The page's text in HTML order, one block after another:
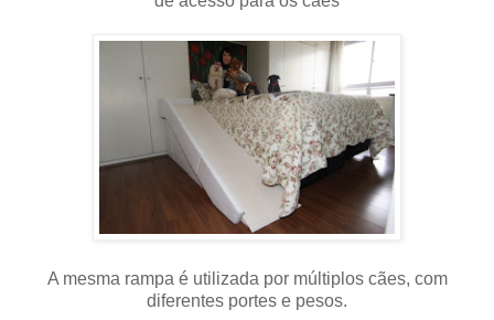
A mesma rampa é utilizada por múltiplos cães, com
diferentes portes e pesos.